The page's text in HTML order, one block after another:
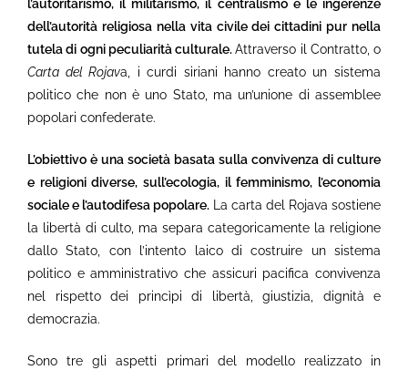
l’autoritarismo, il militarismo, il centralismo e le ingerenze
dell’autorità religiosa nella vita civile dei cittadini pur nella
tutela di ogni peculiarità culturale.Attraverso il Contratto, o
Carta del Rojava, i curdi siriani hanno creato un sistema
politico che non è uno Stato, ma un’unione di assemblee
popolari confederate.
L’obiettivo è una società basata sulla convivenza di culture
e religioni diverse, sull’ecologia, il femminismo, l’economia
sociale e l’autodifesa popolare.
La carta del Rojava sostiene
la libertà di culto, ma separa categoricamente la religione
dallo Stato, con l’intento laico di costruire un sistema
politico e amministrativo che assicuri pacifica convivenza
nel rispetto dei princìpi di libertà, giustizia, dignità e
democrazia.
Sono tre gli aspetti primari del modello realizzato in